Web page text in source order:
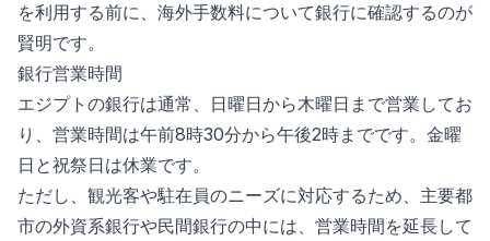
を利用する前に、海外手数料について銀行に確認するのが
賢明です。
銀行営業時間
エジプトの銀行は通常、日曜日から木曜日まで営業してお
り、営業時間は午前8時30分から午後2時までです。金曜
日と祝祭日は休業です。
ただし、観光客や駐在員のニーズに対応するため、主要都
市の外資系銀行や民間銀行の中には、営業時間を延長して